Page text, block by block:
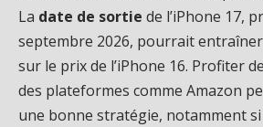
La date de sortie de l’iPhone 17,
septembre 2026, pourrait
sur le prix de l’iPhone 16. Profiter
des plateformes comme Amazon
une bonne stratégie, notamment si